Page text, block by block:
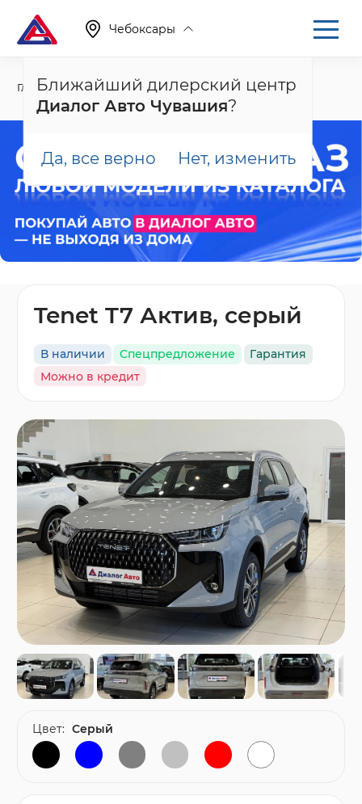
Чебоксары
Ближайший дилерский центр
Диалог Авто Чувашия?
Да, все верно Нет, изменить
Главная Каталог Новые автомобили T7
Tenet T7 Актив, серый
В наличии Спецпредложение
Гарантия
Можно в кредит
Цвет: Серый